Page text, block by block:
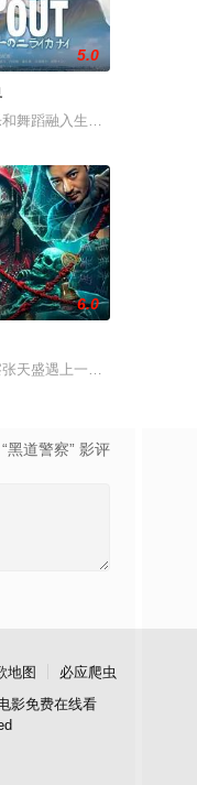
5.0
舞蹈融入生活的冲绳。与
力劳动，来得实
成为陶艺家却离奇身亡的双
案过程中，牵引出“婴胎报
6.0
天盛遇上一起离奇的神像杀
黑道警察” 影评
地图
必应爬虫
影免费在线看